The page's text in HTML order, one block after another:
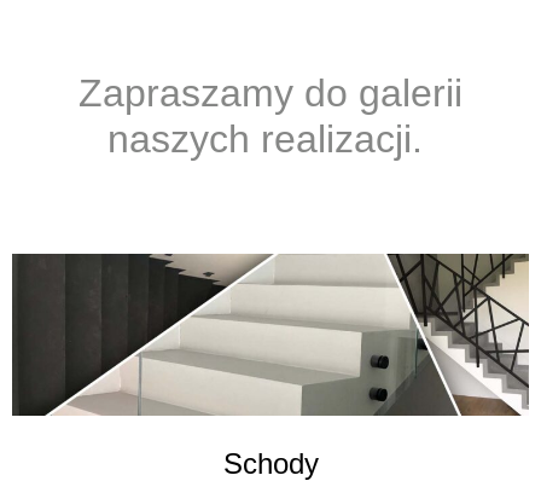
Zapraszamy do galerii
naszych realizacji.
Schody